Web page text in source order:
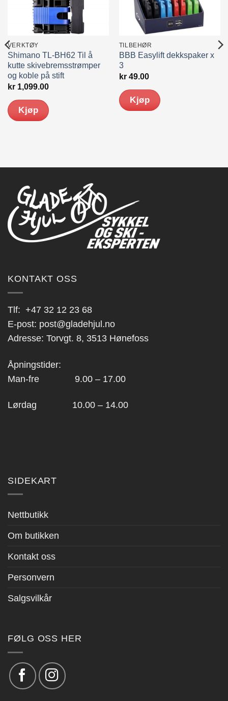
VERKTØY
Shimano TL-BH62 Til å
kutte skivebremsstrømper
og koble på stift
kr1,099.00
Kjøp
TILBEHØR
BBB Easylift dekkspaker x
3
kr49.00
Kjøp
KONTAKT OSS
Tlf: +47 32 12 23 68
E-post: post@gladehjul.no
Adresse: Torvgt. 8, 3513 Hønefoss
Åpningstider:
Man-fre 9.00 – 17.00
Lørdag 10.00 – 14.00
SIDEKART
Nettbutikk
Om butikken
Kontakt oss
Personvern
Salgsvilkår
FØLG OSS HER